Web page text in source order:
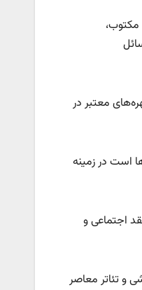
مکتوب،
معتبر در
است در زمینه
اجتماعی و
و تئاتر معاصر